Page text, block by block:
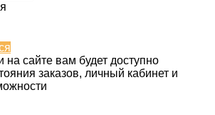
на сайте вам будет доступно
заказов, личный кабинет и